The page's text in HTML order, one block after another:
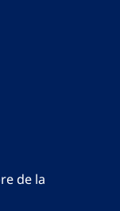
de la